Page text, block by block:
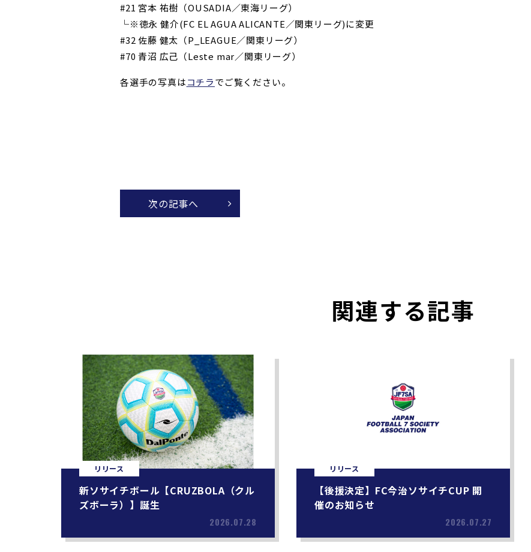
#21 宮本 祐樹（OUSADIA／東海リーグ）
└※徳永 健介(FC EL AGUA ALICANTE／関東リーグ)に変更
#32 佐藤 健太（P_LEAGUE／関東リーグ）
#70 青沼 広己（Leste mar／関東リーグ）
各選手の写真はコチラでご覧ください。
次の記事へ
関連する記事
リリース
新ソサイチボール【CRUZBOLA（クル
ズボーラ）】誕生
2026.07.28
リリース
【後援決定】FC今治ソサイチCUP 開
催のお知らせ
2026.07.27